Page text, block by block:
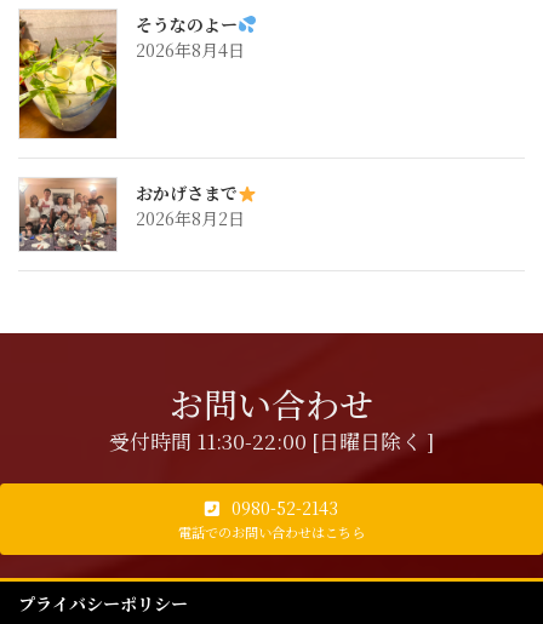
そうなのよー
2026年8月4日
おかげさまで
2026年8月2日
お問い合わせ
受付時間 11:30-22:00 [日曜日除く ]
0980-52-2143
電話でのお問い合わせはこちら
プライバシーポリシー